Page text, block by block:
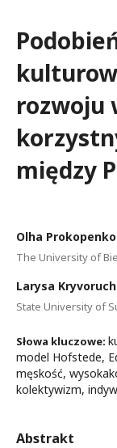
rozwoju
między
Olha Prokopenko
The University of
Larysa
State University of
Słowa kluczowe:
model Hofstede,
męskość,
kolektywizm,
Abstrakt